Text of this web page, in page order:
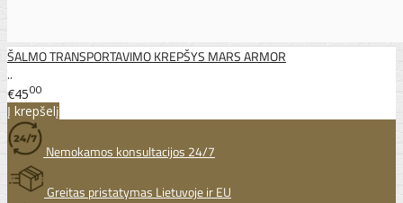
ŠALMO TRANSPORTAVIMO KREPŠYS MARS ARMOR
..
€4500
Į krepšelį
Nemokamos konsultacijos 24/7
Greitas pristatymas Lietuvoje ir EU